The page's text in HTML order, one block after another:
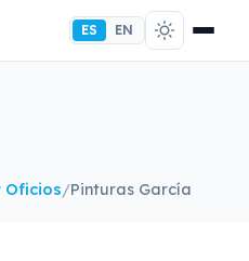
ES EN
Oficios/Pinturas García